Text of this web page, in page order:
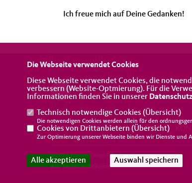
Ich freue mich auf Deine Gedanken!
IMPRESSUM DATENSCHUTZ
@2026 Frauen Union Oberhavel
Alle Rechte vorbehalten.
Die Webseite verwendet Cookies
Diese Webseite verwendet Cookies, die
verbessern (Website-Optmierung). Für die
Informationen finden Sie in unserer
Technisch notwendige Cookies (Übersicht)
Die notwendigen Cookies werden allein für den
Cookies von Drittanbietern (Übersicht)
Zur Optimierung unserer Webseite binden wir Dienste und
Alle akzeptieren Auswahl speichern